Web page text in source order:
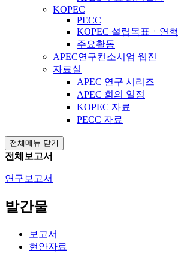
KOPEC
PECC
KOPEC 설립목표ㆍ연혁
주요활동
APEC연구컨소시엄 웹진
자료실
APEC 연구 시리즈
APEC 회의 일정
KOPEC 자료
PECC 자료
전체메뉴 닫기
전체보고서
연구보고서
발간물
보고서
현안자료